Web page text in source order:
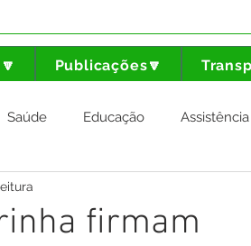
Publicações🔽
Saúde Educação
Esporte e Lazer
firmam